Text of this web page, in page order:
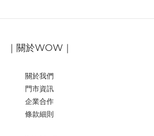
｜關於WOW｜
關於我們
門市資訊
企業合作
條款細則